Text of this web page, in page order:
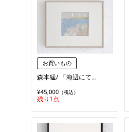
お買いもの
森本猛/ 「海辺にて...
¥45,000 （税込）
残り1点